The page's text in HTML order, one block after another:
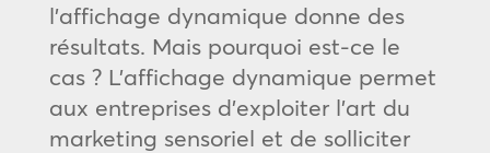
l’affichage dynamique donne des
résultats. Mais pourquoi est-ce le
cas ? L’affichage dynamique permet
aux entreprises d’exploiter l’art du
marketing sensoriel et de solliciter